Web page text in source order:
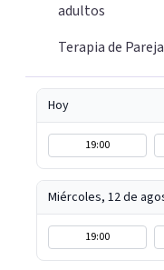
adultos
Terapia de Pareja
Hoy
19:00
Miércoles, 12 de
19:00